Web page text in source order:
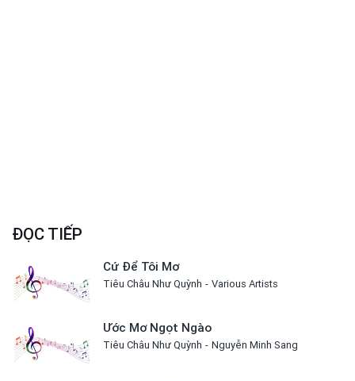
ĐỌC TIẾP
Cứ Để Tôi Mơ
Tiêu Châu Như Quỳnh Various Artists
Ước Mơ Ngọt Ngào
Tiêu Châu Như Quỳnh Nguyễn Minh Sang